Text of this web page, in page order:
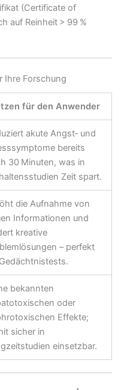
(Certificate of
auf Reinheit > 99 %
Ihre Forschung
für den Anwender
akute Angst‑ und
bereits
30 Minuten, was in
Zeit spart.
die Aufnahme von
Informationen und
kreative
– perfekt
bekannten
oder
Effekte;
sicher in
einsetzbar.